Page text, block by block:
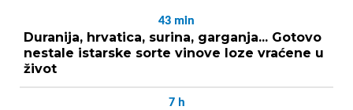
43 min
Duranija, hrvatica, surina, garganja... Gotovo
nestale istarske sorte vinove loze vraćene u
život
7 h